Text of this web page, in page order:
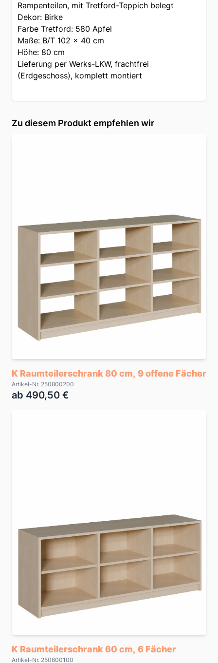
Rampenteilen, mit Tretford-Teppich belegt
Dekor: Birke
Farbe Tretford: 580 Apfel
Maße: B/T 102 x 40 cm
Höhe: 80 cm
Lieferung per Werks-LKW, frachtfrei
(Erdgeschoss), komplett montiert
Zu diesem Produkt empfehlen wir
K Raumteilerschrank 80 cm, 9 offene Fächer
Artikel-Nr. 250800200
ab 490,50 €
K Raumteilerschrank 60 cm, 6 Fächer
Artikel-Nr. 250600100